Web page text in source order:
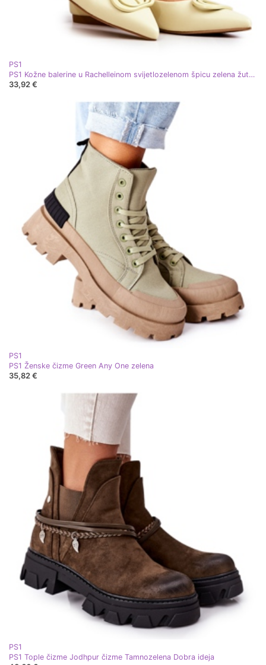
PS1
PS1 Kožne balerine u Rachelleinom svijetlozelenom špicu zelena žuta boja
33,92 €
PS1
PS1 Ženske čizme Green Any One zelena
35,82 €
PS1
PS1 Tople čizme Jodhpur čizme Tamnozelena Dobra ideja